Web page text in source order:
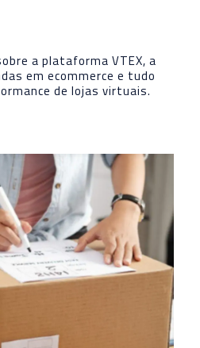
a plataforma VTEX, a
em ecommerce e tudo
de lojas virtuais.